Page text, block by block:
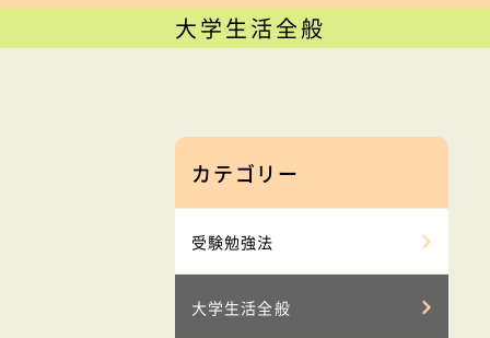
大学生活全般
カテゴリー
受験勉強法
大学生活全般